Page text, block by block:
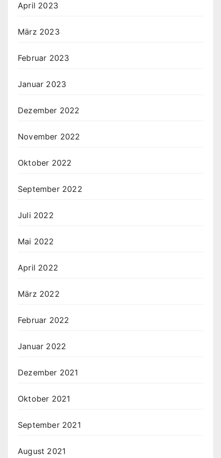
April 2023
März 2023
Februar 2023
Januar 2023
Dezember 2022
November 2022
Oktober 2022
September 2022
Juli 2022
Mai 2022
April 2022
März 2022
Februar 2022
Januar 2022
Dezember 2021
Oktober 2021
September 2021
August 2021